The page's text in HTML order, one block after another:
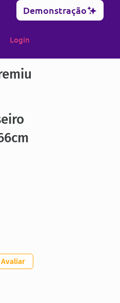
Demonstração
Login
Avaliar